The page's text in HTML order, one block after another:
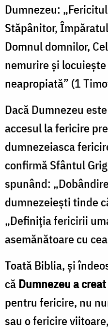
Dumnezeu:
Stăpânitor,
Domnul domnilor,
nemurire şi
neapropiată” (1
Dacă Dumnezeu
accesul la fericire
dumnezeiasca
confirmă Sfântul
spunând:
dumnezeieşti tinde
„Definiţia fericirii
asemănătoare cu
Toată Biblia, şi
căDumnezeu a
pentru fericire, nu
sau o fericire